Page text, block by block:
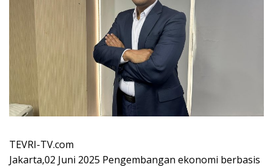
TEVRI-TV.com
Jakarta,02 Juni 2025 Pengembangan ekonomi berbasis